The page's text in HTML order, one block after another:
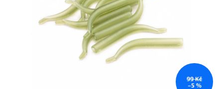
99 Kč
–5 %